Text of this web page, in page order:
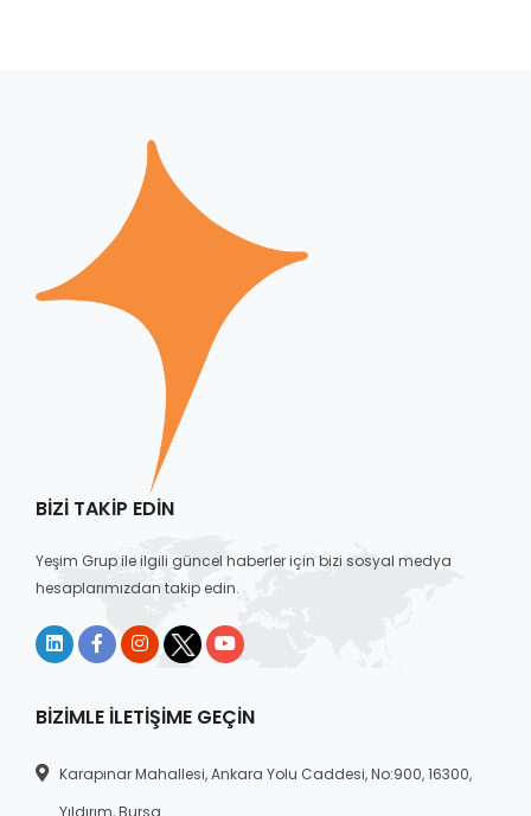
BIZI TAKIP EDIN
Yeşim Grup ile ilgili güncel haberler için bizi sosyal medya
hesaplarımızdan takip edin.
BIZIMLE İLETIŞIME GEÇIN
Karapınar Mahallesi, Ankara Yolu Caddesi, No:900, 16300,